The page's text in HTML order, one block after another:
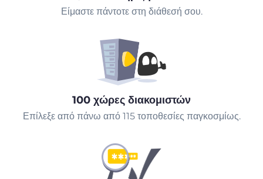
Είμαστε πάντοτε στη διάθεσή σου.
100 χώρες διακομιστών
Επίλεξε από πάνω από 115 τοποθεσίες παγκοσμίως.